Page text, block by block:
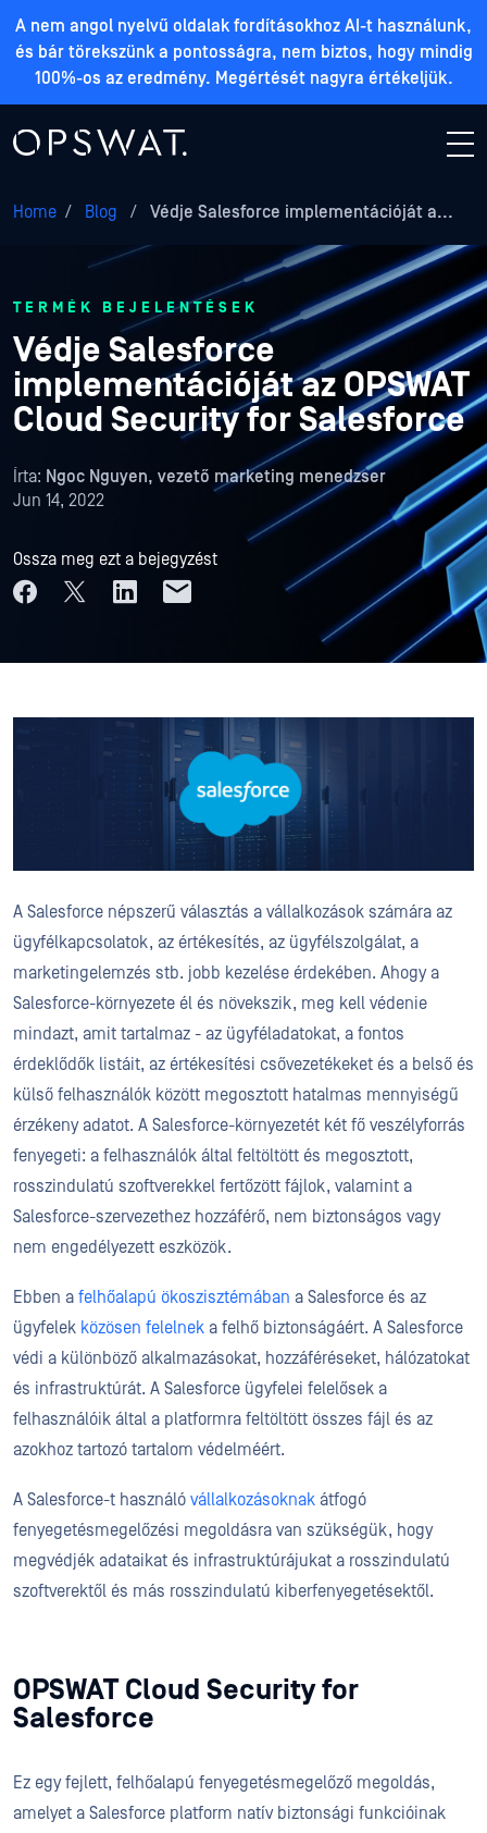
A nem angol nyelvű oldalak fordításokhoz AI-t használunk,
és bár törekszünk a pontosságra, nem biztos, hogy mindig
100%-os az eredmény. Megértését nagyra értékeljük.
Home / Blog / Védje Salesforce implementációját a...
TERMÉK BEJELENTÉSEK
Védje Salesforce
implementációját az OPSWAT
Cloud Security for Salesforce
Írta: Ngoc Nguyen, vezető marketing menedzser
Jun 14, 2022
Ossza meg ezt a bejegyzést
A Salesforce népszerű választás a vállalkozások számára az
ügyfélkapcsolatok, az értékesítés, az ügyfélszolgálat, a
marketingelemzés stb. jobb kezelése érdekében. Ahogy a
Salesforce-környezete él és növekszik, meg kell védenie
mindazt, amit tartalmaz - az ügyféladatokat, a fontos
érdeklődők listáit, az értékesítési csővezetékeket és a belső és
külső felhasználók között megosztott hatalmas mennyiségű
érzékeny adatot. A Salesforce-környezetét két fő veszélyforrás
fenyegeti: a felhasználók által feltöltött és megosztott,
rosszindulatú szoftverekkel fertőzött fájlok, valamint a
Salesforce-szervezethez hozzáférő, nem biztonságos vagy
nem engedélyezett eszközök.
Ebben a felhőalapú ökoszisztémában a Salesforce és az
ügyfelek közösen felelnek a felhő biztonságáért. A Salesforce
védi a különböző alkalmazásokat, hozzáféréseket, hálózatokat
és infrastruktúrát. A Salesforce ügyfelei felelősek a
felhasználóik által a platformra feltöltött összes fájl és az
azokhoz tartozó tartalom védelméért.
A Salesforce-t használó vállalkozásoknak átfogó
fenyegetésmegelőzési megoldásra van szükségük, hogy
megvédjék adataikat és infrastruktúrájukat a rosszindulatú
szoftverektől és más rosszindulatú kiberfenyegetésektől.
OPSWAT Cloud Security for
Salesforce
Ez egy fejlett, felhőalapú fenyegetésmegelőző megoldás,
amelyet a Salesforce platform natív biztonsági funkcióinak